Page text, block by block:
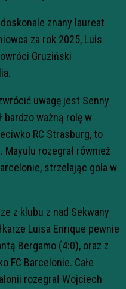
znany laureat
za rok 2025, Luis
Gruziński
uwagę jest Senny
bardzo ważną rolę w
RC Strasburg, to
Mayulu rozegrał również
strzelając gola w
z klubu z nad Sekwany
Luisa Enrique pewnie
Bergamo (4:0), oraz z
FC Barcelonie. Całe
rozegrał Wojciech